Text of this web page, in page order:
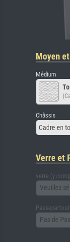
Moyen
Médium
Châssis
Cadre en
Verre et
verre (y
Veuillez
Passepartout
Pas de